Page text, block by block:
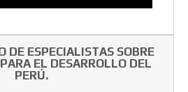
DE ESPECIALISTAS SOBRE
EL DESARROLLO DEL
PERÚ.